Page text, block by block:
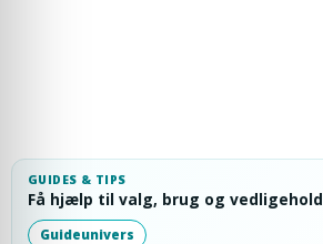
GUIDES & TIPS
Få hjælp til valg, brug og vedligehold
Guideunivers